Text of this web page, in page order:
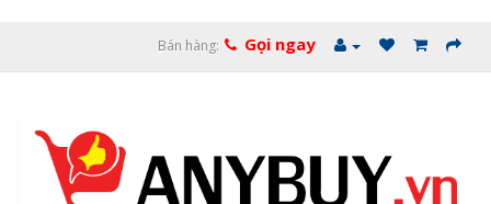
Bán hàng: Gọi ngay